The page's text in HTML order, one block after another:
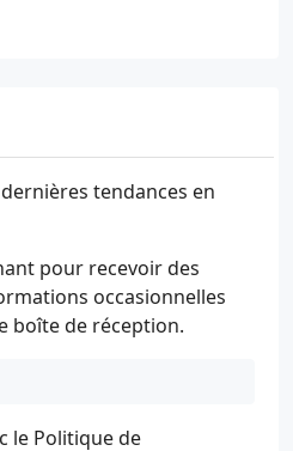
tendances en
pour recevoir des
occasionnelles
boîte de réception.
le Politique de